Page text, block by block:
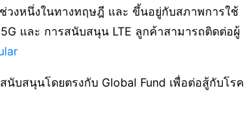
ช่วงหนึ่งในทางทฤษฎี และ ขึ้นอยู่กับสภาพการใช้
และ การสนับสนุน LTE ลูกค้าสามารถติดต่อผู้
นับสนุนโดยตรงกับ Global Fund เพื่อต่อสู้กับโรค